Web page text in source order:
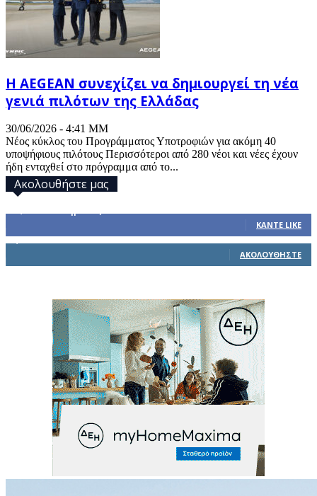
Η AEGEAN συνεχίζει να δημιουργεί τη νέα
γενιά πιλότων της Ελλάδας
30/06/2026 - 4:41 ΜΜ
Νέος κύκλος του Προγράμματος Υποτροφιών για ακόμη 40
υποψήφιους πιλότους Περισσότεροι από 280 νέοι και νέες έχουν
ήδη ενταχθεί στο πρόγραμμα από το...
Ακολουθήστε μας
ΚΆΝΤΕ LIKE
ΑΚΟΛΟΥΘΉΣΤΕ